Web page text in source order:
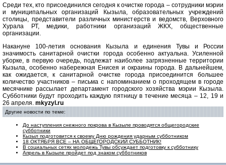
Среди тех, кто присоединился сегодня к очистке города – сотрудники мэрии
и муниципальных организаций Кызыла, образовательных учреждений
столицы, представители различных министерств и ведомств, Верховного
Хурала РТ, медики, работники организаций ЖКХ, общественные
организации.
Накануне 100-летия основания Кызыла и единения Тувы и России
значимость санитарной очистки города особенно актуальна. Усиленной
уборке, в первую очередь, подлежат наиболее загрязненные территории
Кызыла, особенно набережная Енисея и окраины города. В дальнейшем,
как ожидается, к санитарной очистке города присоединится большее
количество участников – письма с напоминанием о проходящем в городе
месячнике рассылает департамент городского хозяйства мэрии Кызыла.
Субботники будут проходить каждую пятницу в течение месяца – 12, 19 и
26 апреля. mkyzyl.ru
Другие новости по теме:
До наступления снежного покрова в Кызыле проводятся общегородские
субботники
Кызыл подготовится к своему Дню рождения ударным субботником
18 ОКТЯБРЯ ВСЕ – НА ОБЩЕГОРОДСКИЙ СУББОТНИК!
В социальных сетях молодежь Тувы обсуждает подготовку к субботнику
Апрель в Кызыле пройдет под знаком субботников